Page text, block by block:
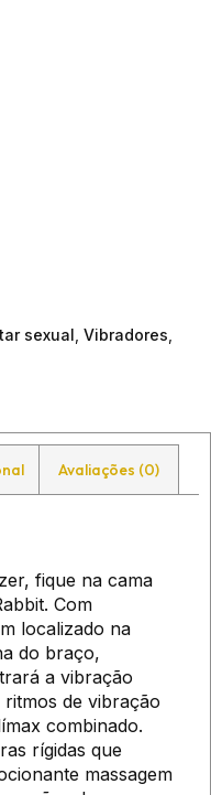
sexual Vibradores
Avaliações (0)
fique na cama
Com
localizado na
do braço,
a vibração
de vibração
combinado.
rígidas que
massagem